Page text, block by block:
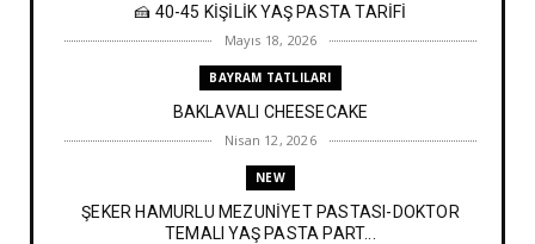
🍰 40-45 KİŞİLİK YAŞ PASTA TARİFİ
Mayıs 18, 2026
BAYRAM TATLILARI
BAKLAVALI CHEESECAKE
Nisan 12, 2026
NEW
ŞEKER HAMURLU MEZUNİYET PASTASI-DOKTOR
TEMALI YAŞ PASTA PART...